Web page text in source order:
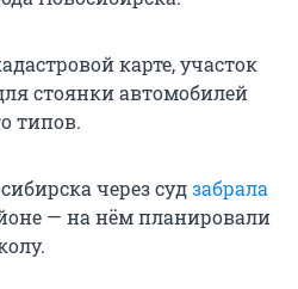
карте, участок
стоянки автомобилей
типов.
через судзабрала
— на нём планировали